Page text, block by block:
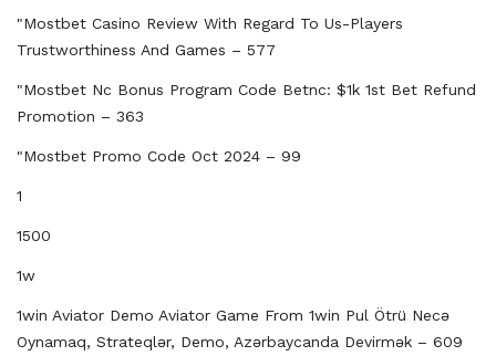
"mostbet Casino Review With Regard To Us-Players
Trustworthiness And Games – 577
"mostbet Nc Bonus Program Code Betnc: $1k 1st Bet Refund
Promotion – 363
"mostbet Promo Code Oct 2024 – 99
1
1500
1w
1win Aviator Demo Aviator Game From 1win Pul Ötrü Necə
Oynamaq, Strateqlər, Demo, Azərbaycanda Devirmək – 609